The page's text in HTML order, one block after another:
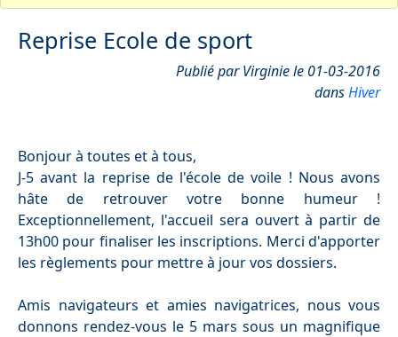
Reprise Ecole de sport
Publié par Virginie le 01-03-2016
dansHiver
Bonjour à toutes et à tous,
J-5 avant la reprise de l'école de voile ! Nous avons
hâte de retrouver votre bonne humeur !
Exceptionnellement, l'accueil sera ouvert à partir de
13h00 pour finaliser les inscriptions. Merci d'apporter
les règlements pour mettre à jour vos dossiers.
Amis navigateurs et amies navigatrices, nous vous
donnons rendez-vous le 5 mars sous un magnifique